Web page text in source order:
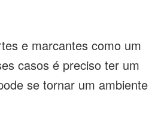
e marcantes como um
casos é preciso ter um
se tornar um ambiente